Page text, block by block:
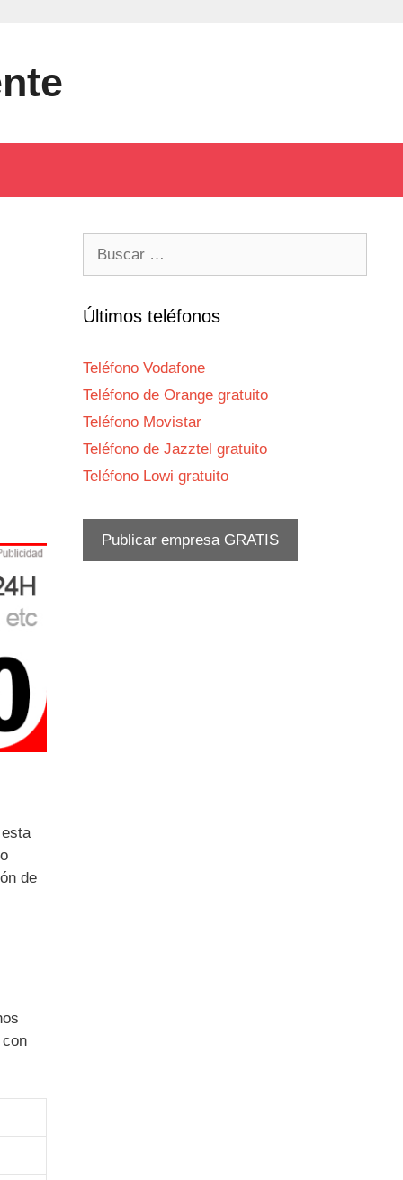
de
Últimos teléfonos
Teléfono Vodafone
Teléfono de Orange gratuito
Teléfono Movistar
Teléfono de Jazztel gratuito
Teléfono Lowi gratuito
Publicar empresa GRATIS